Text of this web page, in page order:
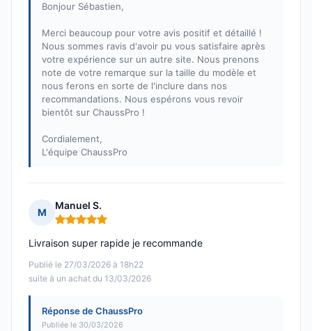
Bonjour Sébastien,
Merci beaucoup pour votre avis positif et détaillé !
Nous sommes ravis d'avoir pu vous satisfaire après
votre expérience sur un autre site. Nous prenons
note de votre remarque sur la taille du modèle et
nous ferons en sorte de l'inclure dans nos
recommandations. Nous espérons vous revoir
bientôt sur ChaussPro !
Cordialement,
L'équipe ChaussPro
M
Manuel S.
Note : 5 sur 5
Publié le 27/03/2026 à 18h22
suite à un achat du 13/03/2026
Livraison super rapide je recommande
Réponse de ChaussPro
Publiée le 30/03/2026